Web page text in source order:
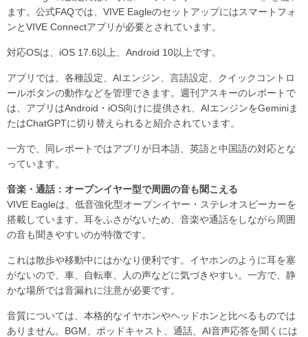
ます。公式FAQでは、VIVE Eagleのセットアップにはスマートフォ
ンとVIVE Connectアプリが必要とされています。
対応OSは、iOS 17.6以上、Android 10以上です。
アプリでは、各種設定、AIエンジン、言語設定、クイックコントロ
ールボタンの動作などを管理できます。週刊アスキーのレポートで
は、アプリはAndroid・iOS向けに提供され、AIエンジンをGeminiま
たはChatGPTに切り替えられると紹介されています。
一方で、同レポートではアプリが日本語、英語と中国語の対応とな
っています。
音楽・通話：オープンイヤー型で周囲の音も聞こえる
VIVE Eagleは、低音強化型オープンイヤー・ステレオスピーカーを
搭載しています。耳をふさがないため、音楽や通話をしながら周囲
の音も聞きやすいのが特徴です。
これは散歩や移動中にはかなり便利です。イヤホンのように耳を塞
がないので、車、自転車、人の声などに気づきやすい。一方で、静
かな場所では音漏れに注意が必要です。
音質については、本格的なイヤホンやヘッドホンと比べるものでは
ありません。BGM、ポッドキャスト、通話、AI音声応答を聞くには